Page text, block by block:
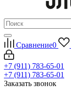
Сравнение0
+7 (911) 783-65-01
+7 (911) 783-65-01
Заказать звонок